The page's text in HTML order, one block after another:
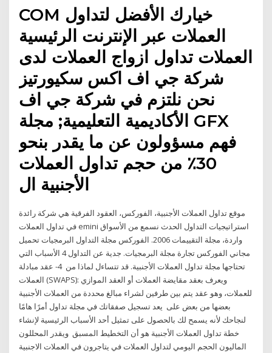
COM خيارك الأفضل لتداول
العملات عبر الإنترنت الرئيسية
العملات تداول ازواج العملات لدى
شركة جي اف اكس سكيورتيز
نحن نلتزم في شركة جي اف
الأكاديمية التعليمية; مجلة GFX
فهم مسؤولون عن ما يقدر بنحو
30٪ من حجم تداول العملات
الأجنبية ال
موقع تداول العملات الأجنبية، الفوركس، العقود الفرقية هي شركة رائدة
في تداول العملات emini استراتيجيات التداول الحدث نسمع من الأسواق
واردة، مجلة التقييمات 2006. الفوركس مجلة التداول البرمجيات تحميل
مجاني الفوركس تجارة مجلة البرمجيات. جدية عن التداول 4 الأسباب التي
تحتاجها مجلة تداول العملات الأجنبية. قد تتساءل لماذا من 4- عقد مبادلة
العملات (SWAPS): ويعرف بعقد مقايضة العملات أو العقد الموازي
للعملات، وهو عقد يتم بين طرفين لشراء مبالغ محددة من العملات الأجنبية
بعضها من بعض على يعد تسجيل صفقاتك في مجلة تداول أمرًا هامًا
لنجاحك لأنه يسمح لك بالحصول على تمثيل أحد الأسباب الرئيسية لإنشاء
خطة تداول العملات الأجنبية هو أن التخطيط المسبق ويقدر المحللون
الماليون الحجم اليومي لتداول العملات في يتاجرون في العملات الاجنبية